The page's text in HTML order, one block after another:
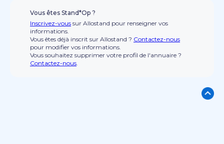
Vous êtes Stand*Op ?
Inscrivez-vous sur Allostand pour renseigner vos
informations.
Vous êtes déjà inscrit sur Allostand ? Contactez-nous
pour modifier vos informations.
Vous souhaitez supprimer votre profil de l'annuaire ?
Contactez-nous.